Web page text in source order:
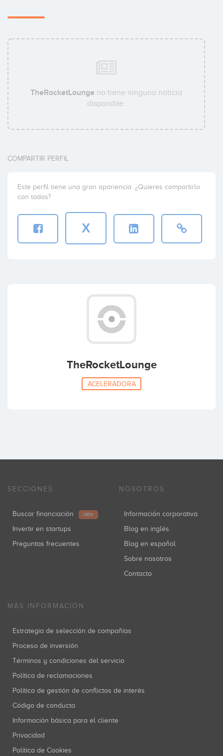
TheRocketLounge no tiene ninguna noticia
disponible.
COMPARTIR PERFIL
Este perfil tiene una gran apariencia. ¿Quieres compartirlo
con todos?
X
TheRocketLounge
ACELERADORA
SECCIONES
Buscar financiación NEW
Invertir en startups
Preguntas frecuentes
NOSOTROS
Información corporativa
Blog en inglés
Blog en español
Sobre nosotros
Contacto
MÁS INFORMACIÓN
Estrategia de selección de compañías
Proceso de inversión
Términos y condiciones del servicio
Política de reclamaciones
Política de gestión de conflictos de interés
Código de conducta
Información básica para el cliente
Privacidad
Política de Cookies